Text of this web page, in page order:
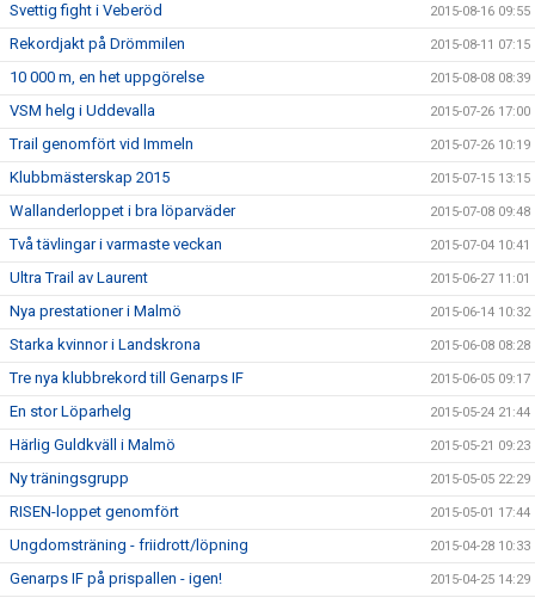
Svettig fight i Veberöd 2015-08-16 09:55
Rekordjakt på Drömmilen 2015-08-11 07:15
10 000 m, en het uppgörelse 2015-08-08 08:39
VSM helg i Uddevalla 2015-07-26 17:00
Trail genomfört vid Immeln 2015-07-26 10:19
Klubbmästerskap 2015 2015-07-15 13:15
Wallanderloppet i bra löparväder 2015-07-08 09:48
Två tävlingar i varmaste veckan 2015-07-04 10:41
Ultra Trail av Laurent 2015-06-27 11:01
Nya prestationer i Malmö 2015-06-14 10:32
Starka kvinnor i Landskrona 2015-06-08 08:28
Tre nya klubbrekord till Genarps IF 2015-06-05 09:17
En stor Löparhelg 2015-05-24 21:44
Härlig Guldkväll i Malmö 2015-05-21 09:23
Ny träningsgrupp 2015-05-05 22:29
RISEN-loppet genomfört 2015-05-01 17:44
Ungdomsträning - friidrott/löpning 2015-04-28 10:33
Genarps IF på prispallen - igen! 2015-04-25 14:29